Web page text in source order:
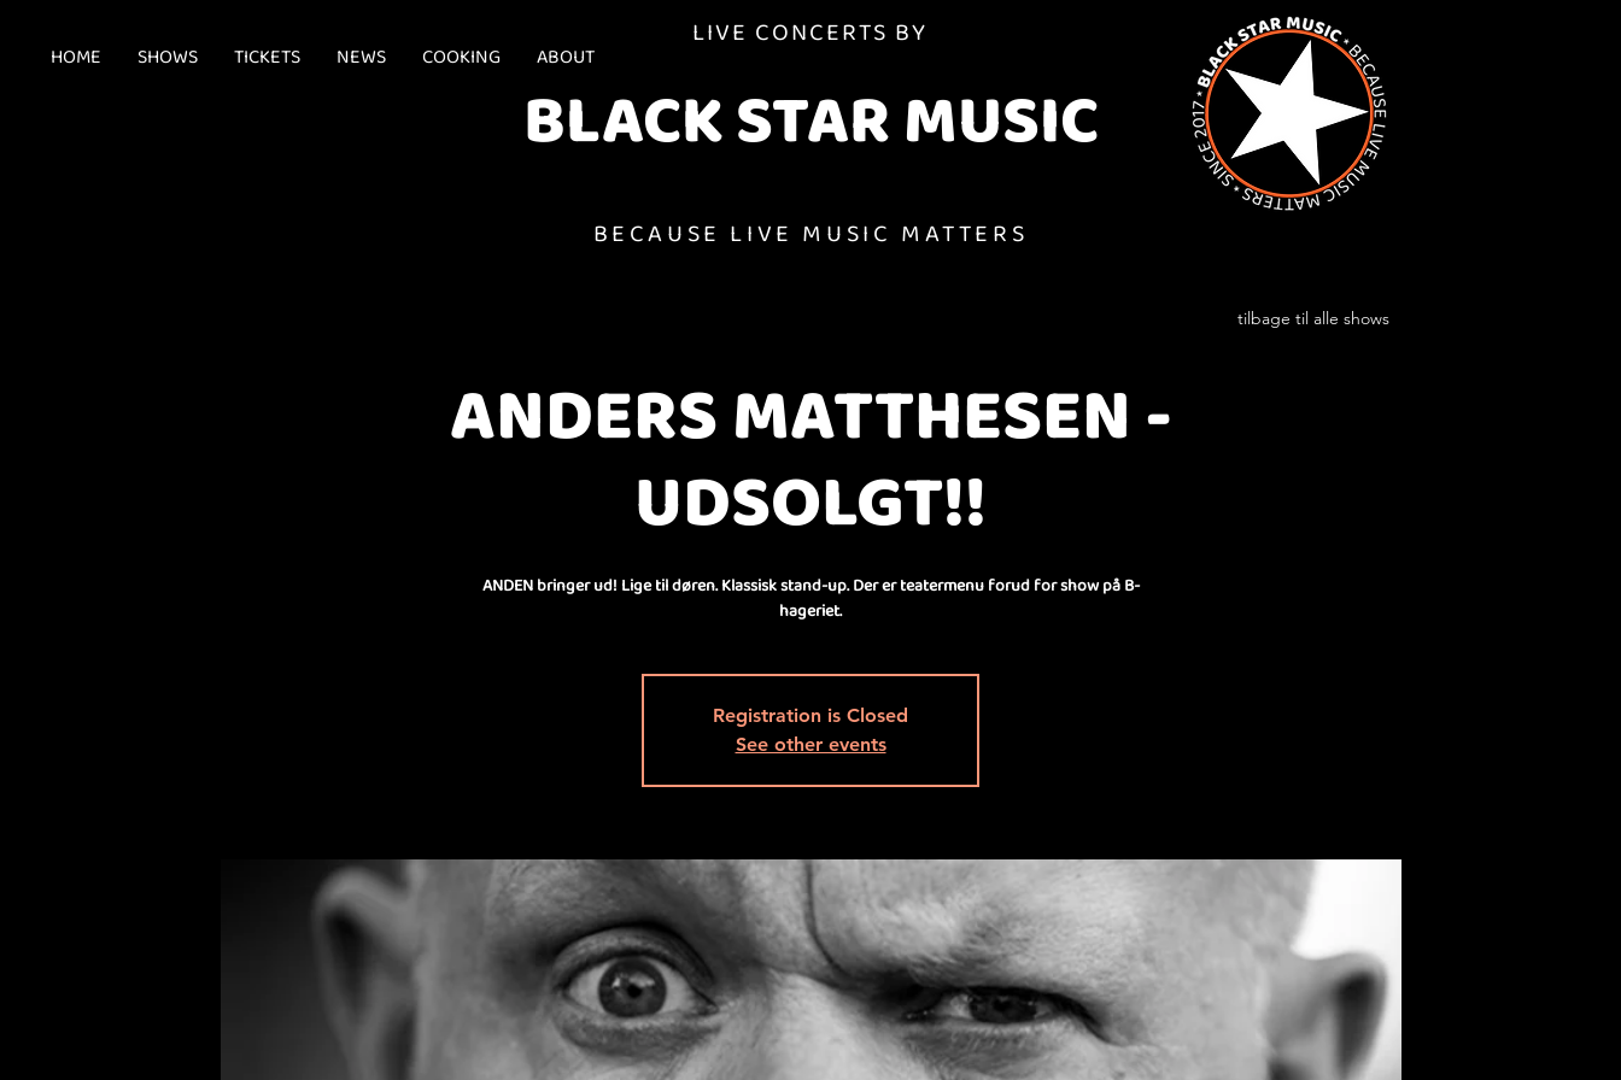
HOME SHOWS TICKETS NEWS COOKING ABOUT
LIVE CONCERTS BY
BLACK STAR MUSIC
BECAUSE LIVE MUSIC MATTERS
ANDERS MATTHESEN -
UDSOLGT!!
ANDEN bringer ud! Lige til døren. Klassisk stand-up. Der er teatermenu forud for show på B-
hageriet.
Registration is Closed
See other events
tilbage til alle shows